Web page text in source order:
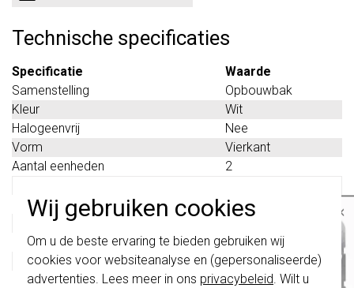
Wij gebruiken cookies
Om u de beste ervaring te bieden gebruiken wij
cookies voor websiteanalyse en (gepersonaliseerde)
advertenties. Lees meer in ons privacybeleid. Wilt u
Technische specificaties
Specificatie
Waarde
Samenstelling
Opbouwbak
Kleur
Wit
Halogeenvrij
Nee
Vorm
Vierkant
Aantal eenheden
2
Oppervlaktebescherming
Gelakt
Met kabelinvoer
Materiaalkwaliteit
Aluminium
Materiaal
Metaal
Met afdekraam
Ja
×
schakelwippen zijn vernieuwd. Ze zijn
niette combineren met de schakelaars
van vóór augustus 2024.